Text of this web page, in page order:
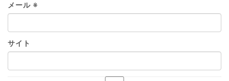
メール ※
サイト